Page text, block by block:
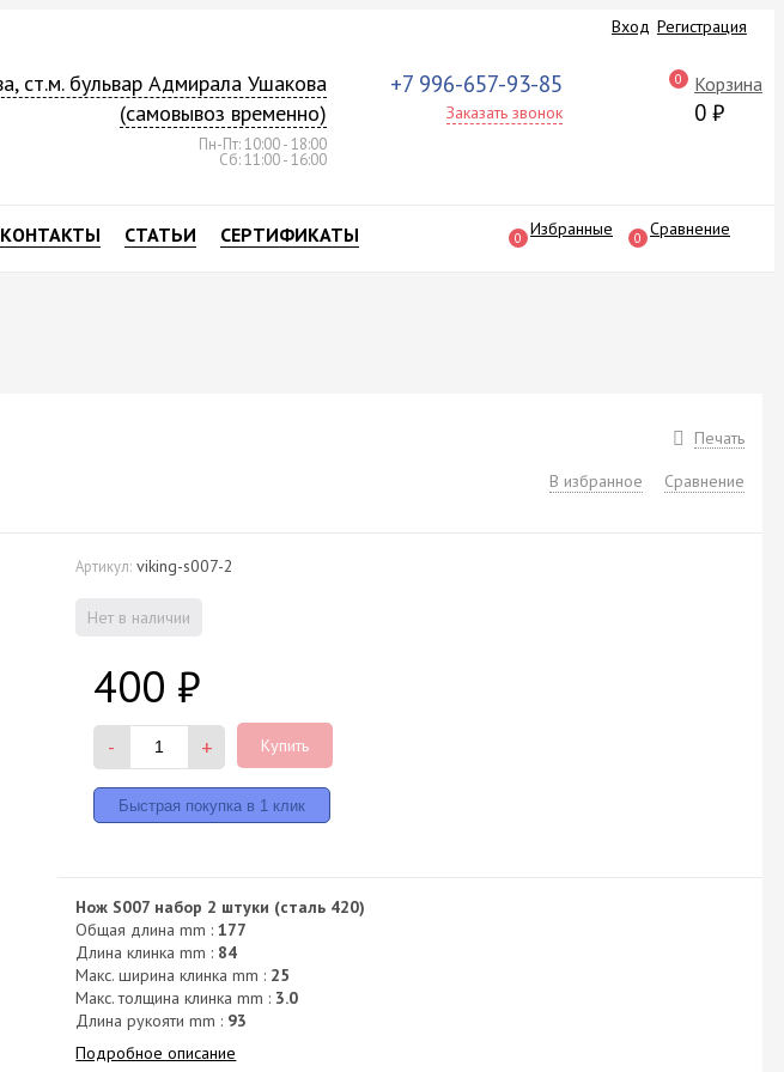
Вход Регистрация
ст.м. бульвар Адмирала Ушакова
(самовывоз временно)
Пн-Пт: 10:00 - 18:00
Сб: 11:00 - 16:00
+7 996-657-93-85
Заказать звонок
0 Корзина
0 ₽
КОНТАКТЫ СТАТЬИ СЕРТИФИКАТЫ 0 Избранные 0 Сравнение
Печать
В избранное Сравнение
Артикул: viking-s007-2
Нет в наличии
400 ₽
- + Купить
Нож S007 набор 2 штуки (сталь 420)
Общая длина mm :177
Длина клинка mm : 84
Макс. ширина клинка mm : 25
Макс. толщина клинка mm : 3.0
Длина рукояти mm : 93
Подробное описание